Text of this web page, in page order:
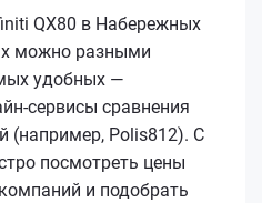
QX80 в Набережных
можно разными
удобных —
сервисы сравнения
(например, Polis812). С
посмотреть цены
и подобрать